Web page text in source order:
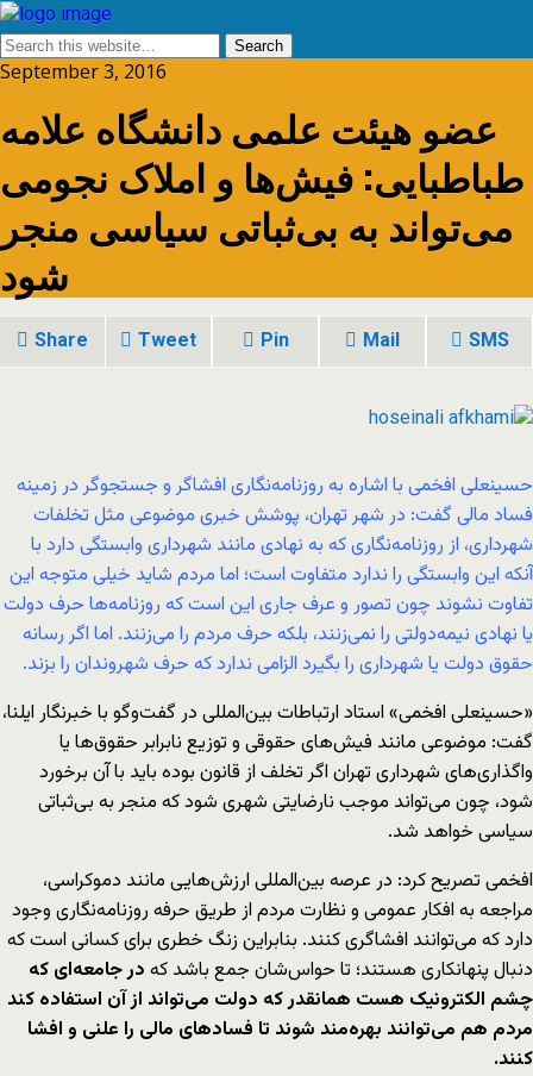
September 3, 2016
عضو هیئت علمی دانشگاه علامه
طباطبایی: فیش‌ها و املاک نجومی
می‌تواند به بی‌ثباتی سیاسی منجر
شود
Share Tweet Pin Mail SMS
حسینعلی افخمی با اشاره به روزنامه‌نگاری افشاگر و جستجوگر در زمینه
فساد مالی گفت: در شهر تهران، پوشش خبری موضوعی مثل تخلفات
شهرداری، از روزنامه‌نگاری که به نهادی مانند شهرداری وابستگی دارد با
آنکه این وابستگی را ندارد متفاوت است؛ اما مردم شاید خیلی متوجه این
تفاوت نشوند چون تصور و عرف جاری این است که روزنامه‌ها حرف دولت
یا نهادی نیمه‌دولتی را نمی‌زنند، بلکه حرف مردم را می‌زنند. اما اگر رسانه
حقوق دولت یا شهرداری را بگیرد الزامی ندارد که حرف شهروندان را بزند.
«حسینعلی افخمی» استاد ارتباطات بین‌المللی در گفت‌وگو با خبرنگار ایلنا،
گفت: موضوعی مانند فیش‌های حقوقی و توزیع نابرابر حقوق‌ها یا
واگذاری‌های شهرداری تهران اگر تخلف از قانون بوده باید با آن برخورد
شود، چون می‌تواند موجب نارضایتی شهری شود که منجر به بی‌ثباتی
سیاسی خواهد شد.
افخمی تصریح کرد: در عرصه بین‌المللی ارزش‌هایی مانند دموکراسی،
مراجعه به افکار عمومی و نظارت مردم از طریق حرفه روزنامه‌نگاری وجود
دارد که می‌توانند افشاگری کنند. بنابراین زنگ خطری برای کسانی است که
دنبال پنهانکاری هستند؛ تا حواس‌شان جمع باشد که در جامعه‌ای که
چشم الکترونیک هست همانقدر که دولت می‌تواند از آن استفاده کند
مردم هم می‌توانند بهره‌مند شوند تا فسادهای مالی را علنی و افشا
کنند.